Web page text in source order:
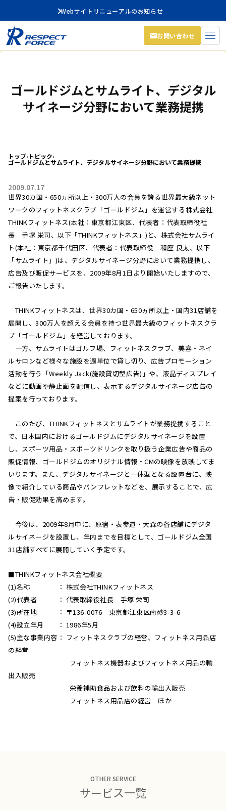
Webサイトリニューアルのお知らせ
お問い合わせ
ゴールドジムとサムライト、デジタル
サイネージ分野において業務提携
トップ› トピック›
ゴールドジムとサムライト、デジタルサイネージ分野において業務提携
2009.07.17
世界30カ国・650ヵ所以上・300万人の会員を誇る世界最大級ネット
ワークのフィットネスクラブ「ゴールドジム」を運営する株式会社
THINKフィットネス(本社：東京都江東区、代表者：代表取締役社
長 手塚 栄司、以下「THINKフィットネス」)と、株式会社サムライ
ト(本社：東京都千代田区、代表者：代表取締役 和座 良太、以下
「サムライト」)は、デジタルサイネージ分野において業務提携し、
広告及び販促サービスを、2009年8月1日より開始いたしますので、
ご報告いたします。
THINKフィットネスは、世界30カ国・650ヵ所以上・国内31店舗を
展開し、300万人を超える会員を持つ世界最大級のフィットネスクラ
ブ「ゴールドジム」を経営しております。
一方、サムライトはゴルフ場、フィットネスクラブ、美容・ネイ
ルサロンなど様々な施設を週単位で貸し切り、広告プロモーション
活動を行う「Weekly Jack(施設貸切型広告)」や、液晶ディスプレイ
などに動画や静止画を配信し、表示するデジタルサイネージ広告の
提案を行っております。
このたび、THINKフィットネスとサムライトが業務提携すること
で、日本国内におけるゴールドジムにデジタルサイネージを設置
し、スポーツ用品・スポーツドリンクを取り扱う企業広告や商品の
販促情報、ゴールドジムのオリジナル情報・CMの映像を放映してま
いります。また、デジタルサイネージと一体型となる設置台に、映
像で紹介している商品やパンフレットなどを、展示することで、広
告・販促効果を高めます。
今後は、2009年8月中に、原宿・表参道・大森の各店舗にデジタ
ルサイネージを設置し、年内までを目標として、ゴールドジム全国
31店舗すべてに展開していく予定です。
■THINKフィットネス会社概要
(1)名称 ： 株式会社THINKフィットネス
(2)代表者 ： 代表取締役社長 手塚 栄司
(3)所在地 ： 〒136-0076 東京都江東区南砂3-3-6
(4)設立年月 ： 1986年5月
(5)主な事業内容： フィットネスクラブの経営、フィットネス用品店
の経営
フィットネス機器およびフィットネス用品の輸
出入販売
栄養補助食品および飲料の輸出入販売
フィットネス用品店の経営 ほか
OTHER SERVICE
サービス一覧